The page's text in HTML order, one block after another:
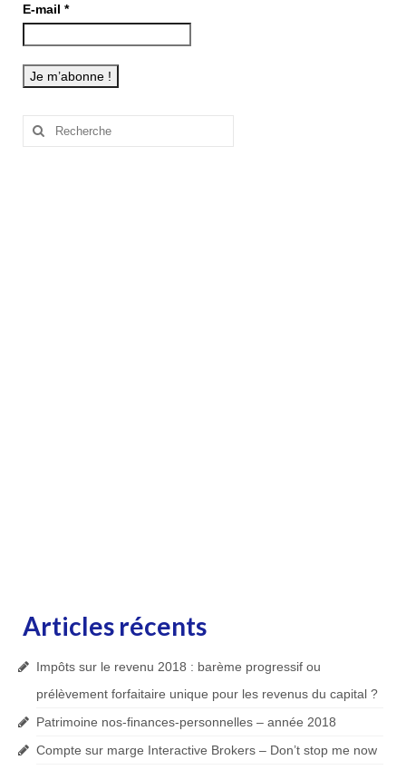
E-mail *
Rechercher
Articles récents
Impôts sur le revenu 2018 : barème progressif ou
prélèvement forfaitaire unique pour les revenus du capital ?
Patrimoine nos-finances-personnelles – année 2018
Compte sur marge Interactive Brokers – Don’t stop me now